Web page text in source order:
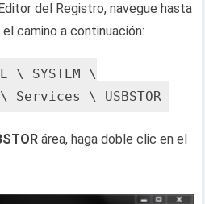
del Registro, navegue hasta
camino a continuación:
\ SYSTEM \
\ USBSTOR
área, haga doble clic en el